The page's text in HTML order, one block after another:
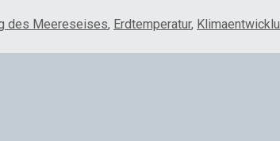
des Meereseises, Erdtemperatur,